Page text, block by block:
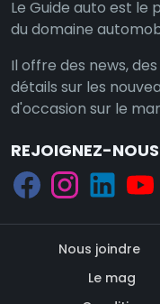
Le Guide auto est
du domaine
Il offre des news,
détails sur les
d'occasion sur le
REJOIGNEZ-
Nous joindre
Le mag